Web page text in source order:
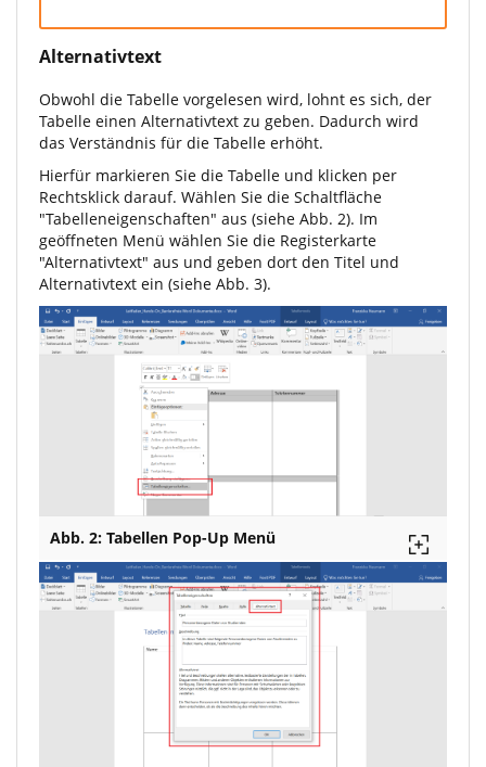
Alternativtext
Obwohl die Tabelle vorgelesen wird, lohnt es sich, der
Tabelle einen Alternativtext zu geben. Dadurch wird
das Verständnis für die Tabelle erhöht.
Hierfür markieren Sie die Tabelle und klicken per
Rechtsklick darauf. Wählen Sie die Schaltfläche
"Tabelleneigenschaften" aus (siehe Abb. 2). Im
geöffneten Menü wählen Sie die Registerkarte
"Alternativtext" aus und geben dort den Titel und
Alternativtext ein (siehe Abb. 3).
Abb. 2: Tabellen Pop-Up Menü